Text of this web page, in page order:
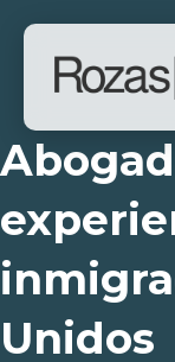
Unidos